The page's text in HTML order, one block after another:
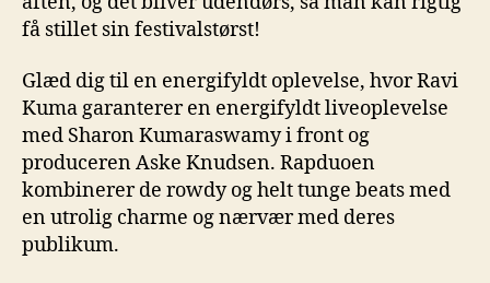
få stillet sin festivalstørst!
Glæd dig til en energifyldt oplevelse, hvor Ravi
Kuma garanterer en energifyldt liveoplevelse
med Sharon Kumaraswamy i front og
produceren Aske Knudsen. Rapduoen
kombinerer de rowdy og helt tunge beats med
en utrolig charme og nærvær med deres
publikum.